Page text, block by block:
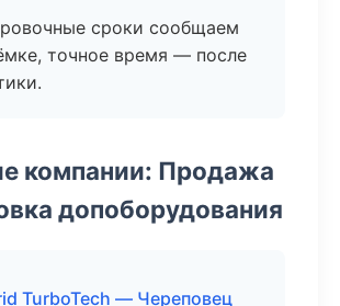
сроки сообщаем
точное время — после
компании: Продажа
допоборудования
TurboTech — Череповец